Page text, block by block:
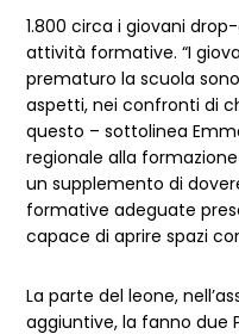
1.800 circa i giovani
attività formative. “I
prematuro la scuola
aspetti, nei confronti di
questo – sottolinea
regionale alla
un supplemento di
formative adeguate
capace di aprire spazi
La parte del leone,
aggiuntive, la fanno due